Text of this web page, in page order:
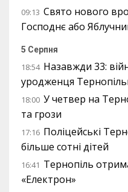
09:13 Свято нового
Господнє або
5 Серпня
18:54 Назавжди 33:
уродженця
18:00 У четвер на
та грози
17:16 Поліцейські
більше сотні дітей
16:41 Тернопіль
«Електрон»